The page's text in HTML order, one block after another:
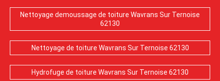
Nettoyage demoussage de toiture Wavrans Sur Ternoise
62130
Nettoyage de toiture Wavrans Sur Ternoise 62130
Hydrofuge de toiture Wavrans Sur Ternoise 62130